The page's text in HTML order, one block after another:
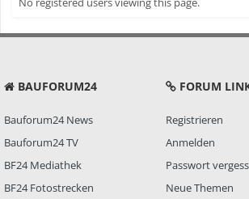
BAUFORUM24
Bauforum24 News
Bauforum24 TV
BF24 Mediathek
BF24 Fotostrecken
FORUM
Registrieren
Anmelden
Passwort
Neue Themen